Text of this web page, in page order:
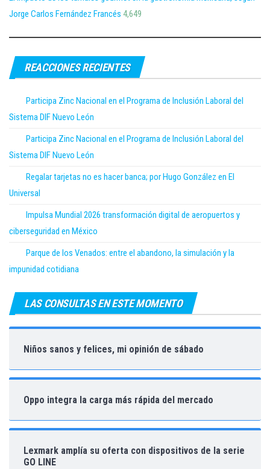
Jorge Carlos Fernández Francés 4,649
REACCIONES RECIENTES
Participa Zinc Nacional en el Programa de Inclusión Laboral del
Sistema DIF Nuevo León
Participa Zinc Nacional en el Programa de Inclusión Laboral del
Sistema DIF Nuevo León
Regalar tarjetas no es hacer banca; por Hugo González en El
Universal
Impulsa Mundial 2026 transformación digital de aeropuertos y
ciberseguridad en México
Parque de los Venados: entre el abandono, la simulación y la
impunidad cotidiana
LAS CONSULTAS EN ESTE MOMENTO
Niños sanos y felices, mi opinión de sábado
Oppo integra la carga más rápida del mercado
Lexmark amplía su oferta con dispositivos de la serie
GO LINE